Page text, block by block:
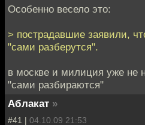
Особенно весело это:
> пострадавшие заявили,
"сами разберутся".
в москве и милиция уже не
"сами разбираются"
Аблакат »
#41 | 04.10.09 21:53